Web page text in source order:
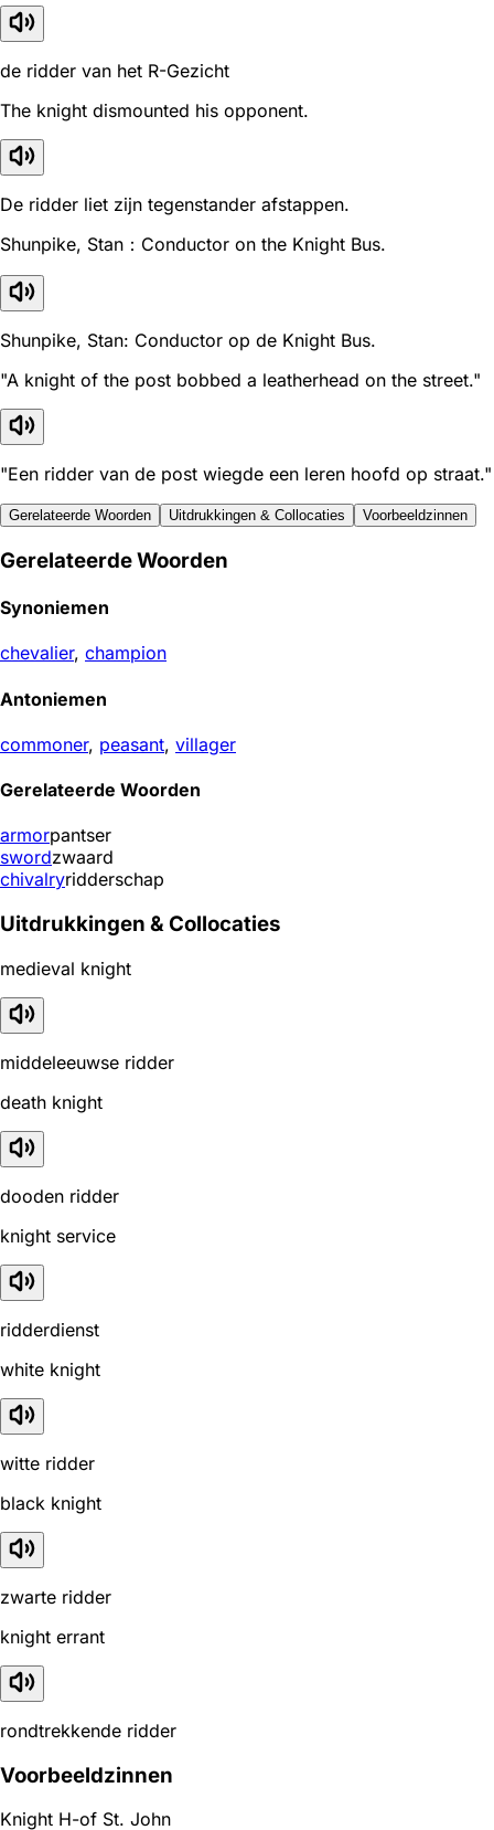
de ridder van het R-Gezicht
The knight dismounted his opponent.
De ridder liet zijn tegenstander afstappen.
Shunpike, Stan：Conductor on the Knight Bus.
Shunpike, Stan: Conductor op de Knight Bus.
"A knight of the post bobbed a leatherhead on the street."
"Een ridder van de post wiegde een leren hoofd op straat."
Gerelateerde Woorden Uitdrukkingen & Collocaties Voorbeeldzinnen
Gerelateerde Woorden
Synoniemen
chevalier, champion
Antoniemen
commoner, peasant, villager
Gerelateerde Woorden
armorpantser
swordzwaard
chivalryridderschap
Uitdrukkingen & Collocaties
medieval knight
middeleeuwse ridder
death knight
dooden ridder
knight service
ridderdienst
white knight
witte ridder
black knight
zwarte ridder
knight errant
rondtrekkende ridder
Voorbeeldzinnen
Knight H-of St. John